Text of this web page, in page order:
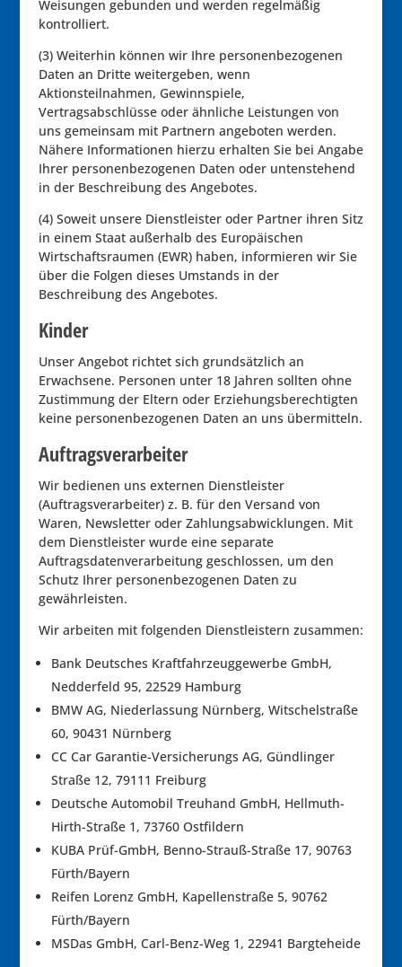
Weisungen gebunden und werden regelmäßig
kontrolliert.
(3) Weiterhin können wir Ihre personenbezogenen
Daten an Dritte weitergeben, wenn
Aktionsteilnahmen, Gewinnspiele,
Vertragsabschlüsse oder ähnliche Leistungen von
uns gemeinsam mit Partnern angeboten werden.
Nähere Informationen hierzu erhalten Sie bei Angabe
Ihrer personenbezogenen Daten oder untenstehend
in der Beschreibung des Angebotes.
(4) Soweit unsere Dienstleister oder Partner ihren Sitz
in einem Staat außerhalb des Europäischen
Wirtschaftsraumen (EWR) haben, informieren wir Sie
über die Folgen dieses Umstands in der
Beschreibung des Angebotes.
Kinder
Unser Angebot richtet sich grundsätzlich an
Erwachsene. Personen unter 18 Jahren sollten ohne
Zustimmung der Eltern oder Erziehungsberechtigten
keine personenbezogenen Daten an uns übermitteln.
Auftragsverarbeiter
Wir bedienen uns externen Dienstleister
(Auftragsverarbeiter) z. B. für den Versand von
Waren, Newsletter oder Zahlungsabwicklungen. Mit
dem Dienstleister wurde eine separate
Auftragsdatenverarbeitung geschlossen, um den
Schutz Ihrer personenbezogenen Daten zu
gewährleisten.
Wir arbeiten mit folgenden Dienstleistern zusammen:
Bank Deutsches Kraftfahrzeuggewerbe GmbH,
Nedderfeld 95, 22529 Hamburg
BMW AG, Niederlassung Nürnberg, Witschelstraße
60, 90431 Nürnberg
CC Car Garantie-Versicherungs AG, Gündlinger
Straße 12, 79111 Freiburg
Deutsche Automobil Treuhand GmbH, Hellmuth-
Hirth-Straße 1, 73760 Ostfildern
KUBA Prüf-GmbH, Benno-Strauß-Straße 17, 90763
Fürth/Bayern
Reifen Lorenz GmbH, Kapellenstraße 5, 90762
Fürth/Bayern
MSDas GmbH, Carl-Benz-Weg 1, 22941 Bargteheide